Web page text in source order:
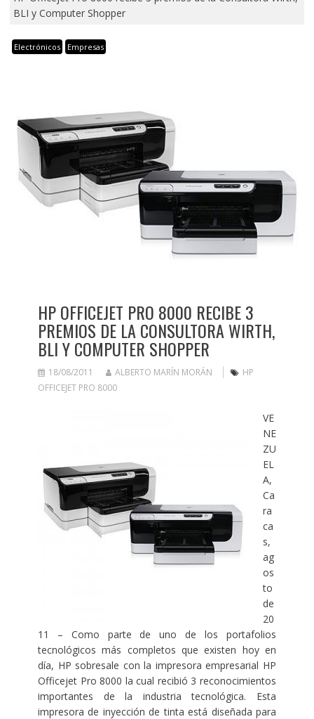
BLI y Computer Shopper
Electrónicos Empresas
HP OFFICEJET PRO 8000 RECIBE 3
PREMIOS DE LA CONSULTORA WIRTH,
BLI Y COMPUTER SHOPPER
18/08/2011 ALBERTO MARÍN MORÁN
HP
OFFICEJET PRO 8000
VE
NE
ZU
EL
A,
Ca
ra
ca
s,
ag
os
to
de
20
11 – Como parte de uno de los portafolios
tecnológicos más completos que existen hoy en
día, HP sobresale con la impresora empresarial HP
Officejet Pro 8000 la cual recibió 3 reconocimientos
importantes de la industria tecnológica. Esta
impresora de inyección de tinta está diseñada para